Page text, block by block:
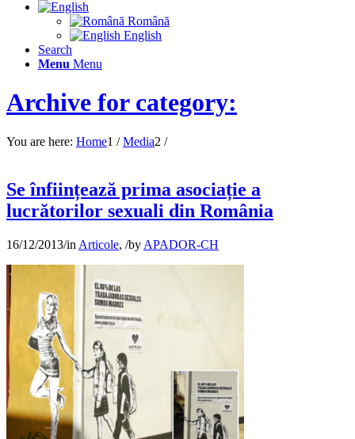
Română
English
Search
Menu Menu
Archive for category:
You are here: Home1 / Media2 /
Se înființează prima asociație a
lucrătorilor sexuali din România
16/12/2013/in Articole, /by APADOR-CH